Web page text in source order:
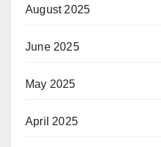
August 2025
June 2025
May 2025
April 2025